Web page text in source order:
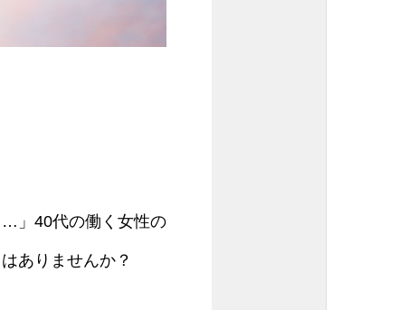
…」40代の働く女性の
ありませんか？